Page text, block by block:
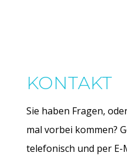
KONTAKT
Sie haben Fragen,
mal vorbei kommen?
telefonisch und per